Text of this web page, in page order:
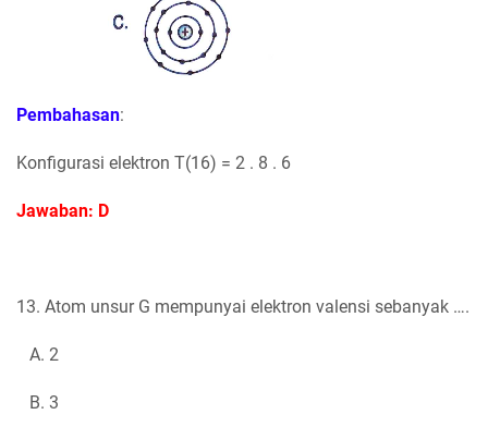
Pembahasan:
Konfigurasi elektron T(16) = 2 . 8 . 6
Jawaban: D
13. Atom unsur G mempunyai elektron valensi sebanyak ….
A. 2
B. 3